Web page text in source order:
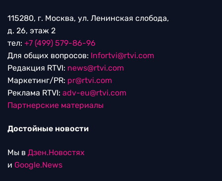
115280, г. Москва, ул. Ленинская слобода,
д. 26, этаж 2
тел: +7 (499) 579-86-96
Для общих вопросов: Infortvi@rtvi.com
Редакция RTVI: news@rtvi.com
Маркетинг/PR: pr@rtvi.com
Реклама RTVI: adv-eu@rtvi.com
Партнерские материалы
Достойные новости
Мы в Дзен.Новостях
и Google.News